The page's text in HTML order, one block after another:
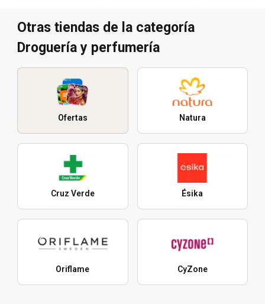
Otras tiendas de la categoría
Droguería y perfumería
Ofertas Natura
Cruz Verde Ésika
Oriflame CyZone